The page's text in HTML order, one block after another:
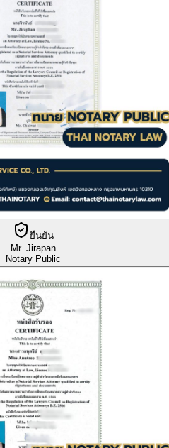
ยืนยัน
Mr. Jirapan
Notary Public